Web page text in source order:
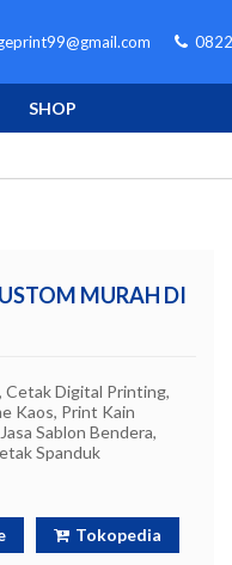
SHOP
MURAH DI
Cetak Digital Printing,
Kaos, Print Kain
Sablon Bendera,
Spanduk
Tokopedia